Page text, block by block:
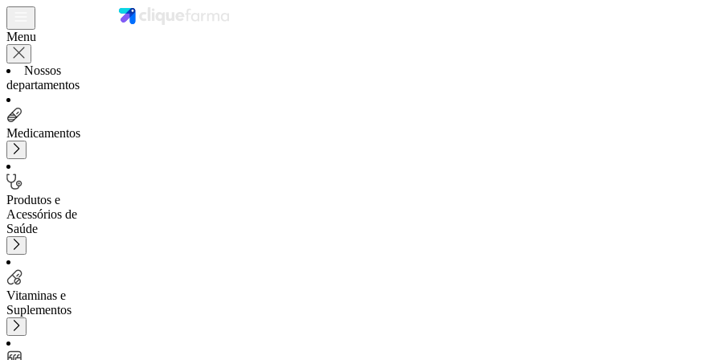
Menu
Nossos
departamentos
Medicamentos
Produtos e
Acessórios de
Saúde
Vitaminas e
Suplementos